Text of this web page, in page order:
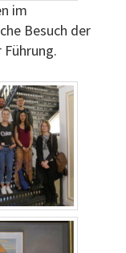
im
Besuch der